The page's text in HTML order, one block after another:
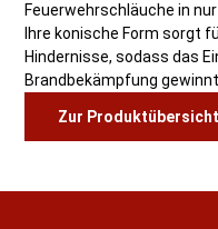
Feuerwehrschläuche in
Ihre konische Form sorgt
Hindernisse, sodass das
Brandbekämpfung
Zur Produktübersicht